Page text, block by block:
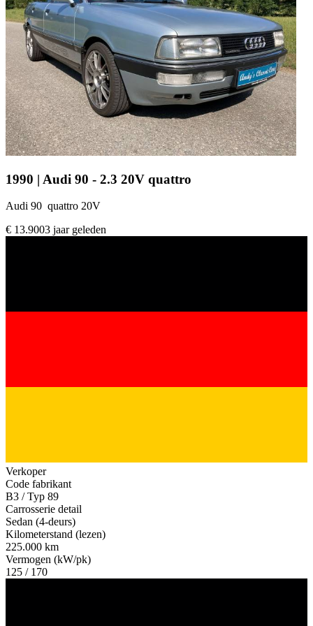
1990 | Audi 90 - 2.3 20V quattro
Audi 90 quattro 20V
€ 13.9003 jaar geleden
Verkoper
Code fabrikant
B3 / Typ 89
Carrosserie detail
Sedan (4-deurs)
Kilometerstand (lezen)
225.000 km
Vermogen (kW/pk)
125 / 170